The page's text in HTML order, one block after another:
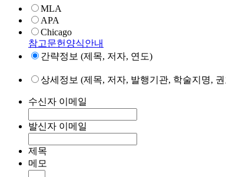
MLA
APA
Chicago
참고문헌양식안내
간략정보 (제목, 저자, 연도)
상세정보 (제목, 저자, 발행기관, 학술지명,
수신자 이메일
발신자 이메일
제목
메모